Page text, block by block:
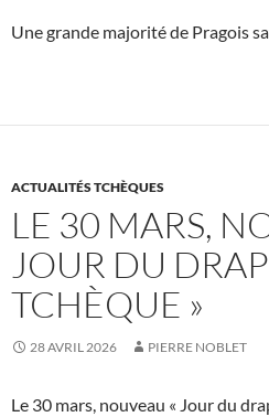
Une grande majorité de Pragois
ACTUALITÉS TCHÈQUES
LE 30 MARS,
JOUR DU
TCHÈQUE »
28 AVRIL 2026 PIERRE NOBLET
Le 30 mars, nouveau « Jour du